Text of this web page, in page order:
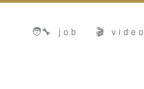
🧑‍🔧 job 🎬 video